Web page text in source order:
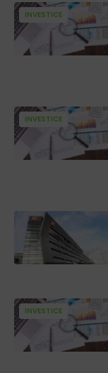
INVESTICE
INVESTICE
INVESTICE